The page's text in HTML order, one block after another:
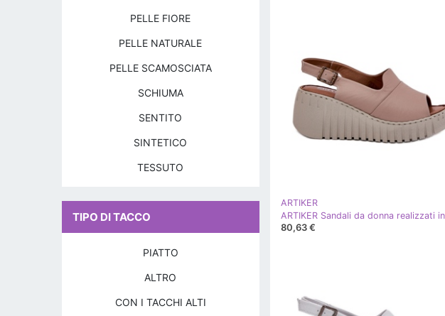
ARTIKER
80,63 €
PELLE FIORE
PELLE NATURALE
PELLE SCAMOSCIATA
SCHIUMA
SENTITO
SINTETICO
TESSUTO
TIPO DI TACCO
PIATTO
ALTRO
CON I TACCHI ALTI